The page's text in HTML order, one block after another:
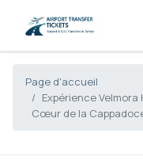
Page d'accueil
Expérience
Cœur de la